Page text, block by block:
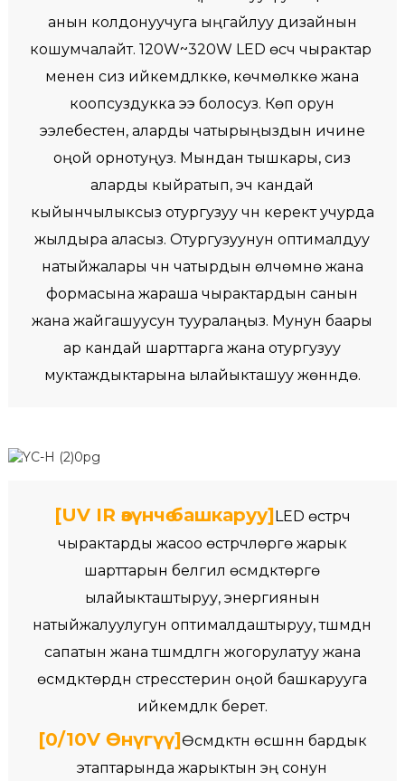
анын колдонуучуга ыңгайлуу дизайнын
кошумчалайт. 120W~320W LED өсүүчү чырактар ​​
менен сиз ийкемдүүлүккө, көчмөлүккө жана
коопсуздукка ээ болосуз. Көп орун
ээлебестен, аларды чатырыңыздын ичине
оңой орнотуңуз. Мындан тышкары, сиз
аларды кыйратып, эч кандай
кыйынчылыксыз отургузуу үчүн керектүү учурда
жылдыра аласыз. Отургузуунун оптималдуу
натыйжалары үчүн чатырдын өлчөмүнө жана
формасына жараша чырактардын санын
жана жайгашуусун тууралаңыз. Мунун баары
ар кандай шарттарга жана отургузуу
муктаждыктарына ылайыкташуу жөнүндө.
[UV IR өзүнчө башкаруу]LED өстүрүүчү
чырактарды жасоо өстүрүүчүлөргө жарык
шарттарын белгилүү өсүмдүктөргө
ылайыкташтыруу, энергиянын
натыйжалуулугун оптималдаштыруу, түшүмдүн
сапатын жана түшүмдүүлүгүн жогорулатуу жана
өсүмдүктөрдүн стресстерин оңой башкарууга
ийкемдүүлүк берет.
[0/10V Өнүгүү]Өсүмдүктүн өсүшүнүн бардык
этаптарында жарыктын эң сонун